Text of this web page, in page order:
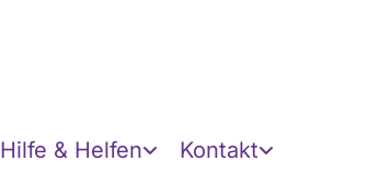
Hilfe & Helfen Kontakt